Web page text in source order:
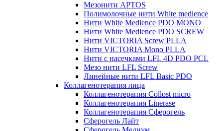
Мезонити APTOS
Полимолочные нити White medience
Нити White Medience PDO MONO
Нити White Medience PDO SCREW
Нити VICTORIA Screw PLLA
Нити VICTORIA Mono PLLA
Нити с насечками LFL 4D PDO PCL
Мезо нити LFL Screw
Линейные нити LFL Basic PDO
Коллагенотерапия лица
Коллагенотерапия Collost micro
Коллагенотерапия Linerase
Коллагенотерапия Сферогель
Сферогель Лайт